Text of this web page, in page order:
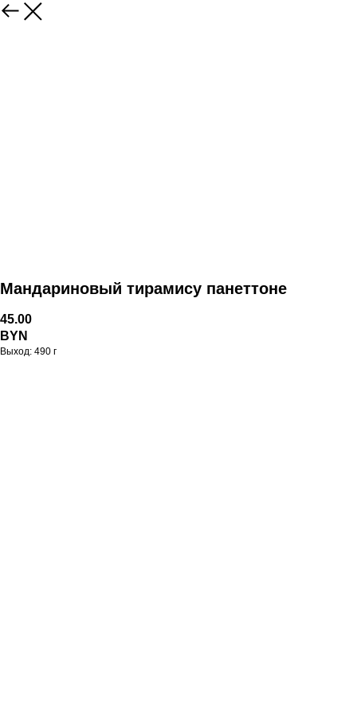
Мандариновый тирамису панеттоне
45.00
BYN
Выход: 490 г